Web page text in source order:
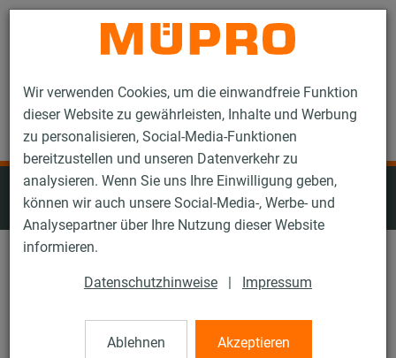
Wir verwenden Cookies, um die einwandfreie Funktion
dieser Website zu gewährleisten, Inhalte und Werbung
zu personalisieren, Social-Media-Funktionen
bereitzustellen und unseren Datenverkehr zu
analysieren. Wenn Sie uns Ihre Einwilligung geben,
können wir auch unsere Social-Media-, Werbe- und
Analysepartner über Ihre Nutzung dieser Website
informieren.
Datenschutzhinweise | Impressum
Ablehnen Akzeptieren
Kontakt
Abhängungen für die
Lüftungsbefestigung
Oberfläche: Alle
Alle Filter zurücksetzen